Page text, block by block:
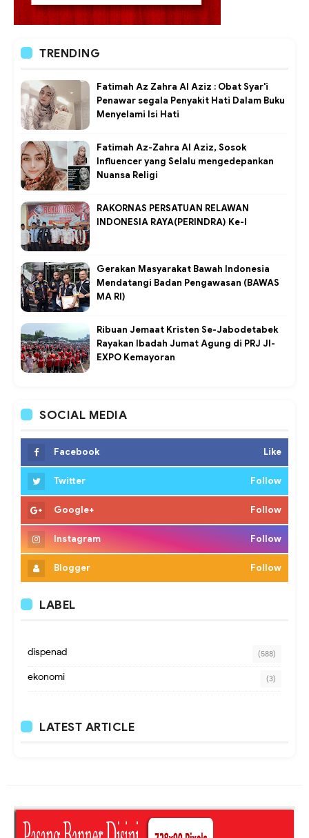
TRENDING
Fatimah Az Zahra Al Aziz : Obat Syar'i
Penawar segala Penyakit Hati Dalam Buku
Menyelami Isi Hati
Fatimah Az-Zahra Al Aziz, Sosok
Influencer yang Selalu mengedepankan
Nuansa Religi
RAKORNAS PERSATUAN RELAWAN
INDONESIA RAYA(PERINDRA) Ke-I
Gerakan Masyarakat Bawah Indonesia
Mendatangi Badan Pengawasan (BAWAS
MA RI)
Ribuan Jemaat Kristen Se-Jabodetabek
Rayakan Ibadah Jumat Agung di PRJ JI-
EXPO Kemayoran
SOCIAL MEDIA
Facebook Like
Twitter Follow
Google+ Follow
Instagram Follow
Blogger Follow
LABEL
dispenad (588)
ekonomi (3)
LATEST ARTICLE